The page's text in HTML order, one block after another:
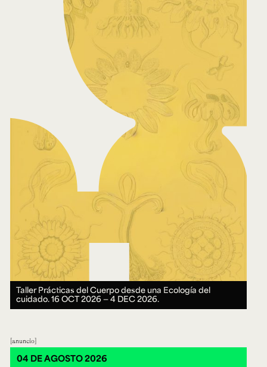
Taller Prácticas del Cuerpo desde una Ecología del
cuidado.16 OCT 2026 ― 4 DEC 2026.
anuncio
04 DE AGOSTO 2026